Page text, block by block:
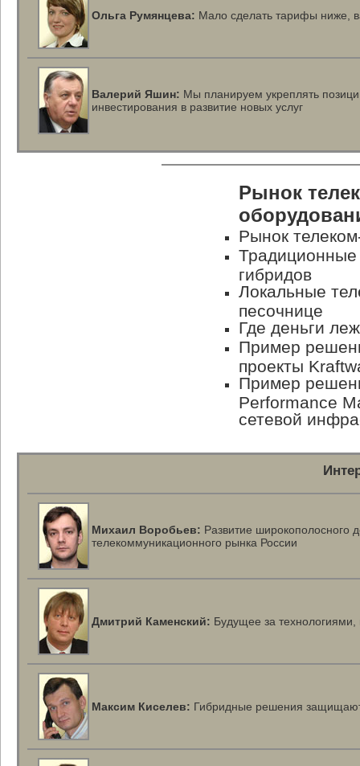
Ольга Румянцева: Мало сделать тарифы ниже,
Валерий Яшин: Мы планируем укреплять
инвестирования в развитие новых услуг
Рынок
Рынок
Традиционные
гибридов
Локальные
песочнице
Где деньги
Пример
проекты
Пример
Performance
сетевой
Михаил Воробьев: Развитие широкополосного
телекоммуникационного рынка России
Дмитрий Каменский: Будущее за
Максим Киселев: Гибридные решения защищают